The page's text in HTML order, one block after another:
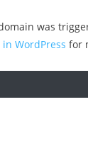
was
WordPress for